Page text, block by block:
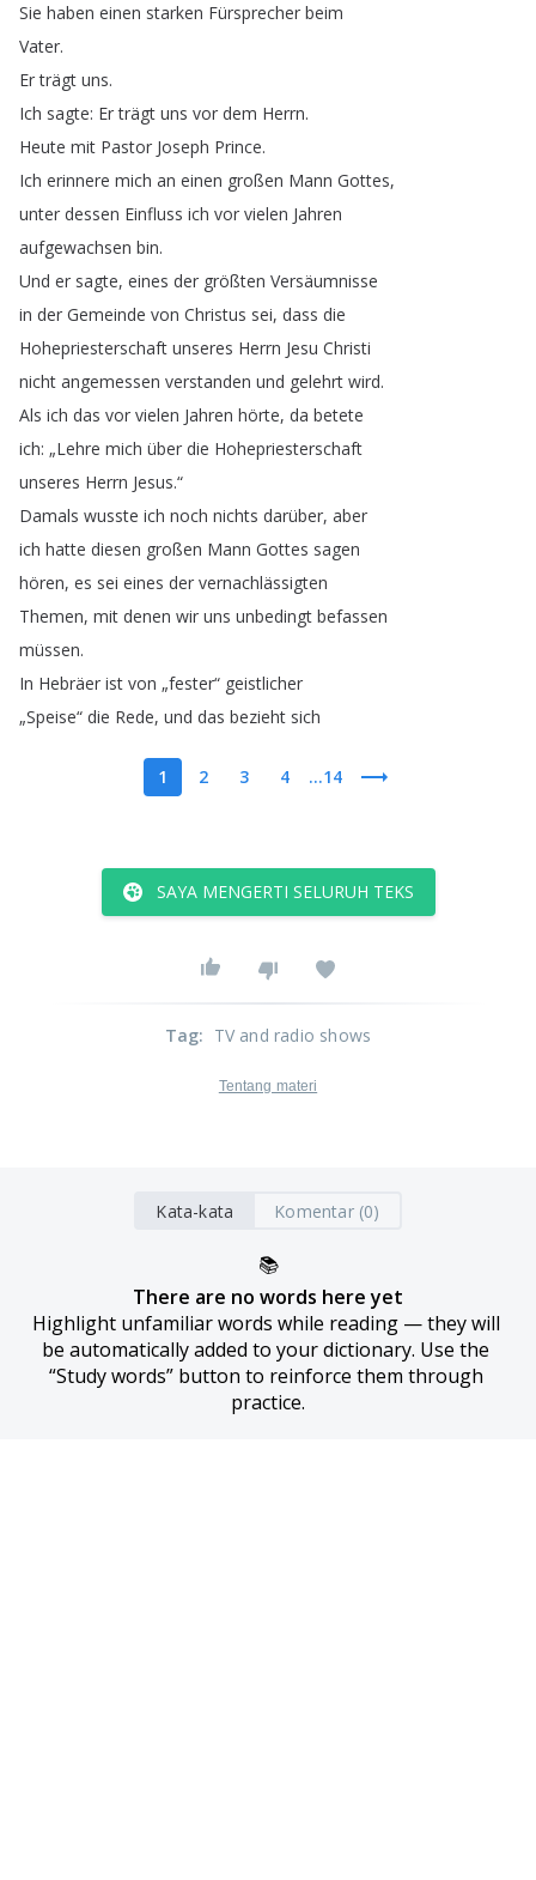
Sie haben einen starken Fürsprecher beim
Vater.
Er trägt uns.
Ich sagte: Er trägt uns vor dem Herrn.
Heute mit Pastor Joseph Prince.
Ich erinnere mich an einen großen Mann Gottes,
unter dessen Einfluss ich vor vielen Jahren
aufgewachsen bin.
Und er sagte, eines der größten Versäumnisse
in der Gemeinde von Christus sei, dass die
Hohepriesterschaft unseres Herrn Jesu Christi
nicht angemessen verstanden und gelehrt wird.
Als ich das vor vielen Jahren hörte, da betete
ich: „Lehre mich über die Hohepriesterschaft
unseres Herrn Jesus.“
Damals wusste ich noch nichts darüber, aber
ich hatte diesen großen Mann Gottes sagen
hören, es sei eines der vernachlässigten
Themen, mit denen wir uns unbedingt befassen
müssen.
In Hebräer ist von „fester“ geistlicher
„Speise“ die Rede, und das bezieht sich
1 2 3 4 ...14
SAYA MENGERTI SELURUH TEKS
Tag: TV and radio shows
Tentang materi
Kata-kata Komentar (0)
📚
There are no words here yet
Highlight unfamiliar words while reading — they will
be automatically added to your dictionary. Use the
“Study words” button to reinforce them through
practice.